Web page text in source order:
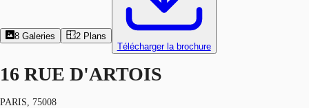
8 Galeries 2 Plans
Télécharger la brochure
16 RUE D'ARTOIS
PARIS, 75008